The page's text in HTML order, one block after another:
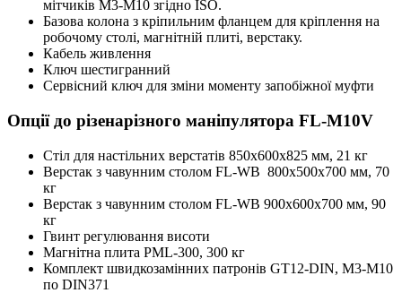
мітчиків M3-M10 згідно ISO.
Базова колона з кріпильним фланцем для кріплення на
робочому столі, магнітній плиті, верстаку.
Кабель живлення
Ключ шестигранний
Сервісний ключ для зміни моменту запобіжної муфти
Опції до різенарізного маніпулятора FL-M10V
Стіл для настільних верстатів 850х600х825 мм, 21 кг
Верстак з чавунним столом FL-WB 800х500х700 мм, 70
кг
Верстак з чавунним столом FL-WB 900х600х700 мм, 90
кг
Гвинт регулювання висоти
Магнітна плита PML-300, 300 кг
Комплект швидкозамінних патронів GT12-DIN, M3-M10
по DIN371